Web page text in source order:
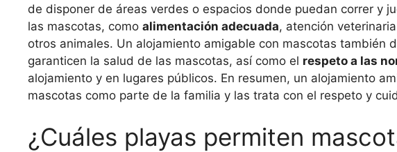
de disponer de áreas verdes o espacios donde puedan correr y
las mascotas, como alimentación adecuada, atención
otros animales. Un alojamiento amigable con mascotas también
garanticen la salud de las mascotas, así como el respeto a las
alojamiento y en lugares públicos. En resumen, un alojamiento
mascotas como parte de la familia y las trata con el respeto y
¿Cuáles playas permiten